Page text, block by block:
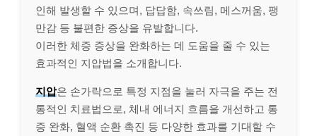
인해 발생할 수 있으며, 답답함, 속쓰림, 메스꺼움, 팽
만감 등 불편한 증상을 유발합니다.
이러한 체증 증상을 완화하는 데 도움을 줄 수 있는
효과적인 지압법을 소개합니다.
지압은 손가락으로 특정 지점을 눌러 자극을 주는 전
통적인 치료법으로, 체내 에너지 흐름을 개선하고 통
증 완화, 혈액 순환 촉진 등 다양한 효과를 기대할 수